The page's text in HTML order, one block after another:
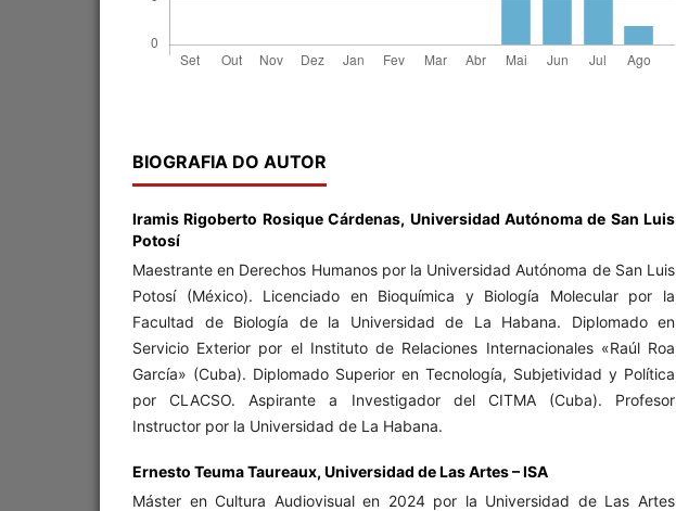
BIOGRAFIA DO AUTOR
Iramis Rigoberto Rosique Cárdenas, Universidad Autónoma de San Luis
Potosí
Maestrante en Derechos Humanos por la Universidad Autónoma de San Luis
Potosí (México). Licenciado en Bioquímica y Biología Molecular por la
Facultad de Biología de la Universidad de La Habana. Diplomado en
Servicio Exterior por el Instituto de Relaciones Internacionales «Raúl Roa
García» (Cuba). Diplomado Superior en Tecnología, Subjetividad y Política
por CLACSO. Aspirante a Investigador del CITMA (Cuba). Profesor
Instructor por la Universidad de La Habana.
Ernesto Teuma Taureaux, Universidad de Las Artes – ISA
Máster en Cultura Audiovisual en 2024 por la Universidad de Las Artes